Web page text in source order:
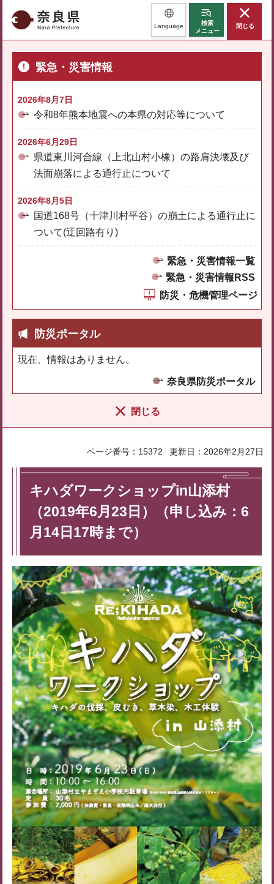
奈良県 Language
検索
メニュー
閉じる
緊急・災害情報
2026年8月7日
令和8年熊本地震への本県の対応等について
2026年6月29日
県道東川河合線（上北山村小橡）の路肩決壊及び
法面崩落による通行止について
2026年8月5日
国道168号（十津川村平谷）の崩土による通行止に
ついて(迂回路有り)
緊急・災害情報一覧
緊急・災害情報RSS
防災・危機管理ページ
防災ポータル
現在、情報はありません。
奈良県防災ポータル
閉じる
ページ番号：15372 更新日：2026年2月27日
キハダワークショップin山添村
（2019年6月23日）（申し込み：6
月14日17時まで）